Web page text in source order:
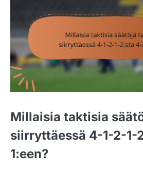
Millaisia taktisia
siirryttäessä 4-1-2-
1:een?